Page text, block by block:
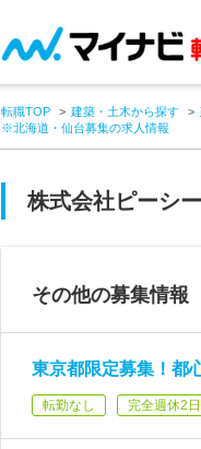
転職TOP 建築・土木から探す
※北海道・仙台募集の求人情報
株式会社ピーシ
その他の募集情報
東京都限定募集！都
転勤なし 完全週休2日